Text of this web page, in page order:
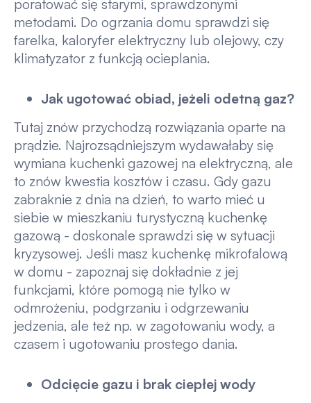
poratować się starymi, sprawdzonymi
metodami. Do ogrzania domu sprawdzi się
farelka, kaloryfer elektryczny lub olejowy, czy
klimatyzator z funkcją ocieplania.
Jak ugotować obiad, jeżeli odetną gaz?
Tutaj znów przychodzą rozwiązania oparte na
prądzie. Najrozsądniejszym wydawałaby się
wymiana kuchenki gazowej na elektryczną, ale
to znów kwestia kosztów i czasu. Gdy gazu
zabraknie z dnia na dzień, to warto mieć u
siebie w mieszkaniu turystyczną kuchenkę
gazową - doskonale sprawdzi się w sytuacji
kryzysowej. Jeśli masz kuchenkę mikrofalową
w domu - zapoznaj się dokładnie z jej
funkcjami, które pomogą nie tylko w
odmrożeniu, podgrzaniu i odgrzewaniu
jedzenia, ale też np. w zagotowaniu wody, a
czasem i ugotowaniu prostego dania.
Odcięcie gazu i brak ciepłej wody